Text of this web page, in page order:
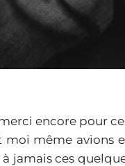
encore pour
moi même avions
jamais ces